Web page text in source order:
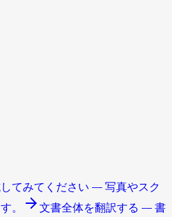
てみてください — 写真やスク
。
文書全体を翻訳する — 書